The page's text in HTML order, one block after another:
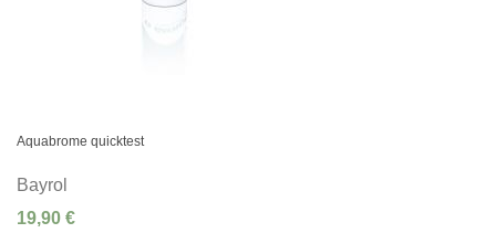
Aquabrome quicktest
Bayrol
19,90 €